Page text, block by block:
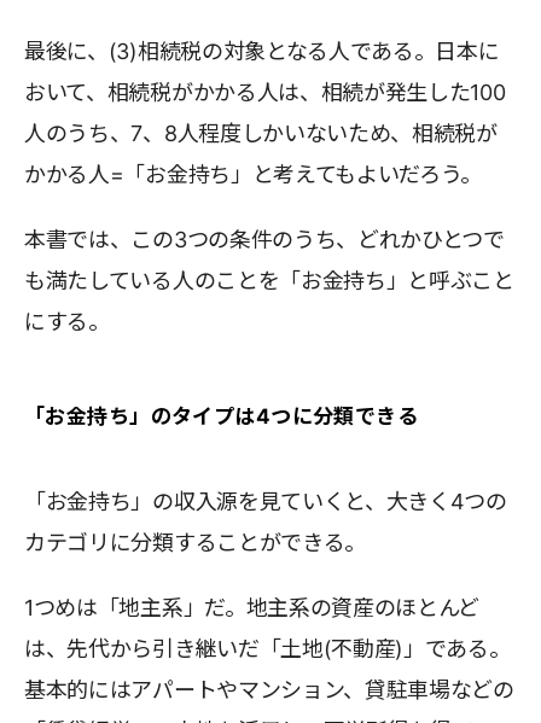
最後に、(3)相続税の対象となる人である。日本に
おいて、相続税がかかる人は、相続が発生した100
人のうち、7、8人程度しかいないため、相続税が
かかる人=「お金持ち」と考えてもよいだろう。
本書では、この3つの条件のうち、どれかひとつで
も満たしている人のことを「お金持ち」と呼ぶこと
にする。
「お金持ち」のタイプは4つに分類できる
「お金持ち」の収入源を見ていくと、大きく4つの
カテゴリに分類することができる。
1つめは「地主系」だ。地主系の資産のほとんど
は、先代から引き継いだ「土地(不動産)」である。
基本的にはアパートやマンション、貸駐車場などの